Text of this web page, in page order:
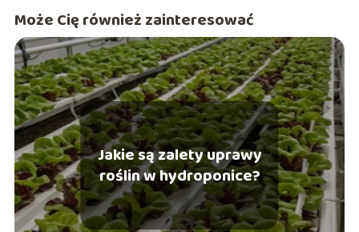
Może Cię również zainteresować
Jakie są zalety uprawy
roślin w hydroponice?